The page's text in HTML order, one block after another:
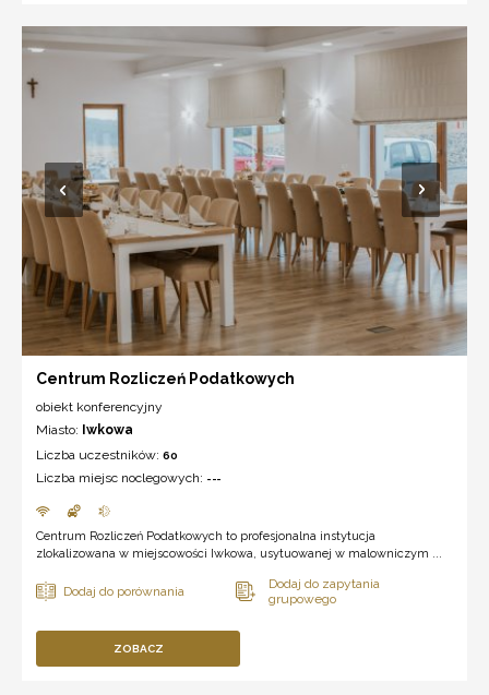
Centrum Rozliczeń Podatkowych
obiekt konferencyjny
Miasto: Iwkowa
Liczba uczestników: 60
Liczba miejsc noclegowych: ---
Centrum Rozliczeń Podatkowych to profesjonalna instytucja
zlokalizowana w miejscowości Iwkowa, usytuowanej w malowniczym ...
ZOBACZ